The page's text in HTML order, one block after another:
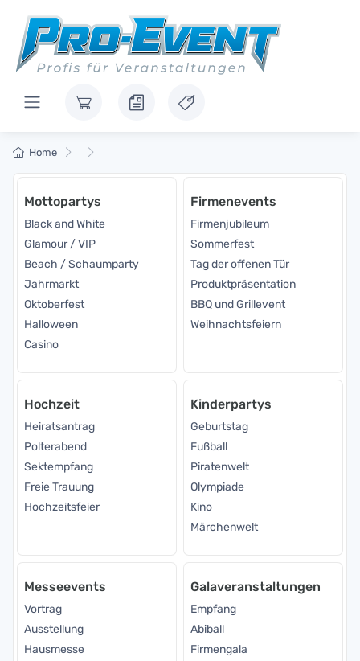
Home
Mottopartys
Black and White
Glamour / VIP
Beach / Schaumparty
Jahrmarkt
Oktoberfest
Halloween
Casino
Firmenevents
Firmenjubileum
Sommerfest
Tag der offenen Tür
Produktpräsentation
BBQ und Grillevent
Weihnachtsfeiern
Hochzeit
Heiratsantrag
Polterabend
Sektempfang
Freie Trauung
Hochzeitsfeier
Kinderpartys
Geburtstag
Fußball
Piratenwelt
Olympiade
Kino
Märchenwelt
Messeevents
Vortrag
Ausstellung
Hausmesse
Galaveranstaltungen
Empfang
Abiball
Firmengala